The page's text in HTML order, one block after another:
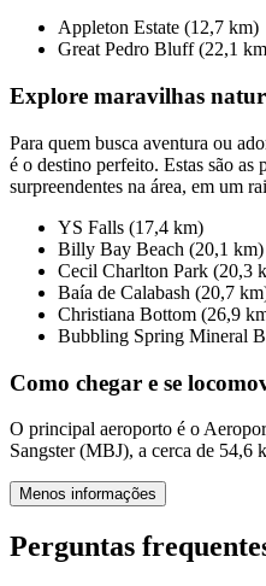
Appleton Estate (12,7 km)
Great Pedro Bluff (22,1
Explore maravilhas
Para quem busca aventura ou
é o destino perfeito. Estas são as
surpreendentes na área, em um
YS Falls (17,4 km)
Billy Bay Beach (20,1 km)
Cecil Charlton Park (20,3
Baía de Calabash (20,7
Christiana Bottom (26,9
Bubbling Spring Mineral
Como chegar e se
O principal aeroporto é o
Sangster (MBJ), a cerca de 54,6
Menos informações
Perguntas